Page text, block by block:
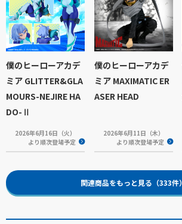
僕のヒーローアカデ
ミア GLITTER&GLA
MOURS-NEJIRE HA
DO-Ⅱ
2026年6月16日（火）
より順次登場予定
僕のヒーローアカデ
ミア MAXIMATIC ER
ASER HEAD
2026年6月11日（木）
より順次登場予定
関連商品をもっと見る（333件）